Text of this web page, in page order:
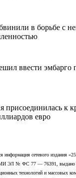
в борьбе с
ввести эмбарго
присоединилась к
евро
информация сетевого издания
СМИ ЭЛ № ФС 77 — 76391, выдано
технологий и массовых